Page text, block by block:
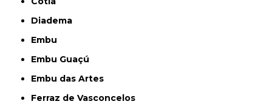
Diadema
Embu
Embu Guaçú
Embu das Artes
Ferraz de Vasconcelos